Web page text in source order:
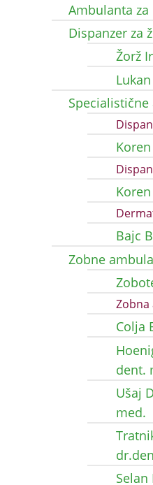
Ambulanta
Dispanzer za
Žorž
Bajc
Zobne
Zobna
Colja
dent.
Ušaj
med.